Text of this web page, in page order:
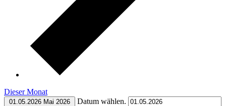
Dieser Monat
01.05.2026 Mai 2026 Datum wählen.